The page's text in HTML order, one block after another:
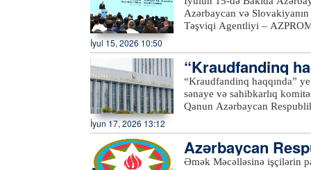
daha keyfiyyətli və
Azərbaycan və
Təşviqi Agentliyi –
müxtəlif sahələri təmsil
İyul 15, 2026 10:50
“Kraudfandinq
“Kraudfandinq haqqında”
sənaye və sahibkarlıq
Qanun Azərbaycan
fəaliyyətinə dair tələbləri,
məsələlərini tənzimləyəcək. Yeddi fəsil, 23 maddədən ibarət olan qanunun məqsədi iqtisadi
fəaliyyət subyektlərinə,
İyun 17, 2026 13:12
Azərbaycan
ddə əlavə edilir
Əmək Məcəlləsinə işçilərin